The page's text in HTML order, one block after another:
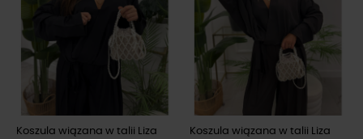
Koszula wiązana w talii Liza
Koszula wiązana w talii Liza